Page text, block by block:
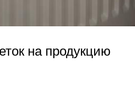
на продукцию